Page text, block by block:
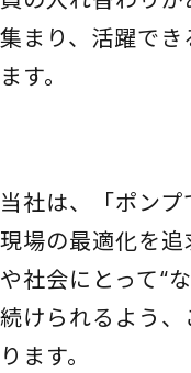
集まり、活躍で
ます。
当社は、「ポン
現場の最適化を
や社会にとって“
続けられるよう
ります。